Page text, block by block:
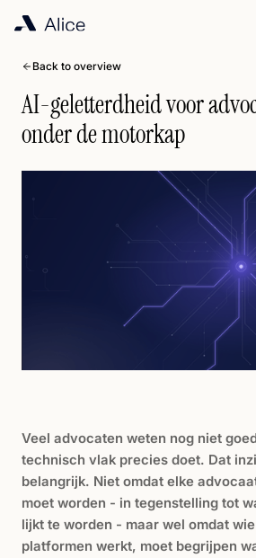
Back to overview
AI-geletterdheid voor
onder de motorkap
Veel advocaten weten nog niet
technisch vlak precies doet. Dat
belangrijk. Niet omdat elke
moet worden - in tegenstelling tot
lijkt te worden - maar wel omdat
platformen werkt, moet begrijpen